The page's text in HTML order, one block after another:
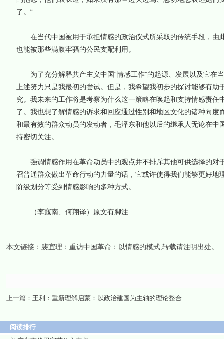
了。“
在当代中国被用于承担情感的政治仪式所采取的传统手段，由
也能被那些满腹牢骚的公民支配利用。
为了充分解释共产主义中国“情感工作”的起源、发展以及它在
上述努力只是我最初的尝试。但是，我希望我初步的探讨能够有
究。我未来的工作将是考察为什么这一策略在唤起和支持情感责
了。我也想了解情感的诉求和回应通过性别和地区文化的诸种向
和最有效的群众动员的发动者，毛泽东和他以后的继承人无论在
持密切关注。
强调情感作用在革命动员中的观点并不排斥其他可供选择的对
召普通群众做出革命行动的力量的话，它或许使得我们能够更好
阶级划分等受到情感影响的多种方式。
（李寇南、何翔译）原文有脚注
本文链接： 裴宜理：重访中国革命：以情感的模式,转载请注明出处。
上一篇： 王利：重新理解启蒙：以政治建国为主轴的理论整合
阅读排行